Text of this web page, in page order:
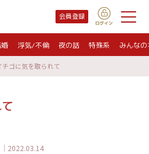
会員登録
浮気/不倫 夜の話 特殊系 みんな
チゴに気を取られて
2022.03.14